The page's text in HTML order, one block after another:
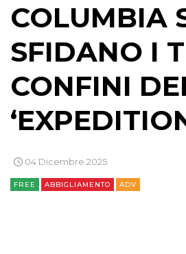
COLUMBIA
SFIDANO I
CONFINI
04 Dicembre 2025
FREE ABBIGLIAMENTO ADV